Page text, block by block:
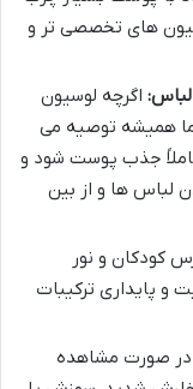
های تخصصی تر و
اگرچه لوسیون
همیشه توصیه می
جذب پوست شود و
لباس ها و از بین
کودکان و نور
و پایداری ترکیبات
در صورت مشاهده